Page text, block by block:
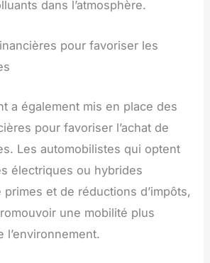
dans l’atmosphère.
pour favoriser les
a également mis en place des
pour favoriser l’achat de
Les automobilistes qui optent
électriques ou hybrides
et de réductions d’impôts,
une mobilité plus
l’environnement.